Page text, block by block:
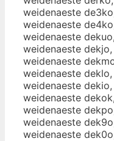
weidenaeste
weidenaeste
weidenaeste
weidenaeste
weidenaeste
weidenaeste
weidenaeste
weidenaeste
weidenaeste
weidenaeste
weidenaeste